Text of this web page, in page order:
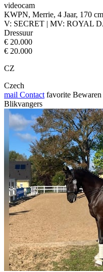
videocam
KWPN, Merrie, 4 Jaar, 170
V: SECRET | MV: ROYAL
Dressuur
€ 20.000
€ 20.000
CZ
Czech
mail Contact favorite Bewaren
Blikvangers